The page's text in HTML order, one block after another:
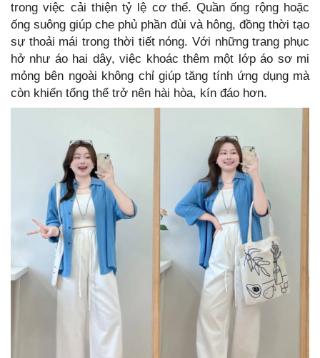
trong việc cải thiện tỷ lệ cơ thể. Quần ống rộng hoặc
ống suông giúp che phủ phần đùi và hông, đồng thời tạo
sự thoải mái trong thời tiết nóng. Với những trang phục
hở như áo hai dây, việc khoác thêm một lớp áo sơ mi
mỏng bên ngoài không chỉ giúp tăng tính ứng dụng mà
còn khiến tổng thể trở nên hài hòa, kín đáo hơn.